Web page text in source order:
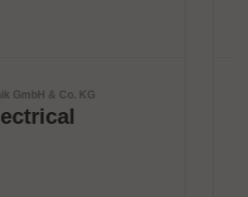
Solderstar
Neue Systeme zur